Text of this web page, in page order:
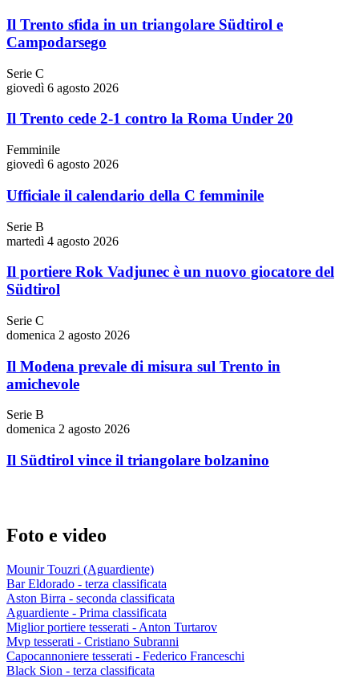
Il Trento sfida in un triangolare Südtirol e
Campodarsego
Serie C
giovedì 6 agosto 2026
Il Trento cede 2-1 contro la Roma Under 20
Femminile
giovedì 6 agosto 2026
Ufficiale il calendario della C femminile
Serie B
martedì 4 agosto 2026
Il portiere Rok Vadjunec è un nuovo giocatore del
Südtirol
Serie C
domenica 2 agosto 2026
Il Modena prevale di misura sul Trento in
amichevole
Serie B
domenica 2 agosto 2026
Il Südtirol vince il triangolare bolzanino
Foto e video
Mounir Touzri (Aguardiente)
Bar Eldorado - terza classificata
Aston Birra - seconda classificata
Aguardiente - Prima classificata
Miglior portiere tesserati - Anton Turtarov
Mvp tesserati - Cristiano Subranni
Capocannoniere tesserati - Federico Franceschi
Black Sion - terza classificata